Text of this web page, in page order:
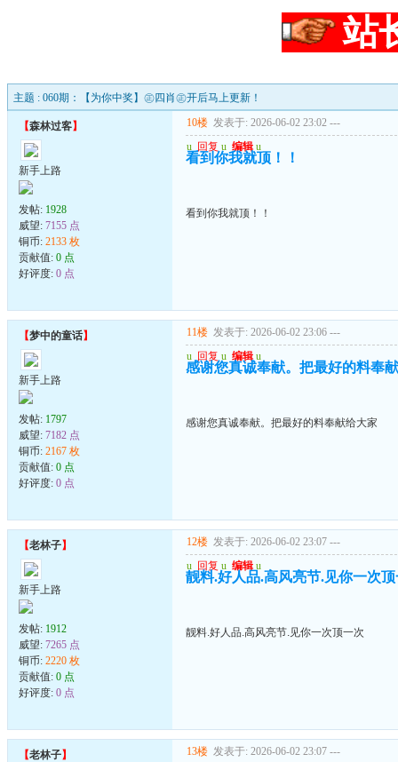
站
主题 : 060期：【为你中奖】㊣四肖㊣开后马上更新！
【森林过客】
新手上路
发帖: 1928
威望: 7155 点
铜币: 2133 枚
贡献值: 0 点
好评度: 0 点
10楼 发表于: 2026-06-02 23:02 ---
u 回复 u 编辑 u
看到你我就顶！！
看到你我就顶！！
【梦中的童话】
新手上路
发帖: 1797
威望: 7182 点
铜币: 2167 枚
贡献值: 0 点
好评度: 0 点
11楼 发表于: 2026-06-02 23:06 ---
u 回复 u 编辑 u
感谢您真诚奉献。把最好的料奉
感谢您真诚奉献。把最好的料奉献给大家
【老林子】
新手上路
发帖: 1912
威望: 7265 点
铜币: 2220 枚
贡献值: 0 点
好评度: 0 点
12楼 发表于: 2026-06-02 23:07 ---
u 回复 u 编辑 u
靓料.好人品.高风亮节.见你一次
靓料.好人品.高风亮节.见你一次顶一次
【老林子】 13楼 发表于: 2026-06-02 23:07 ---